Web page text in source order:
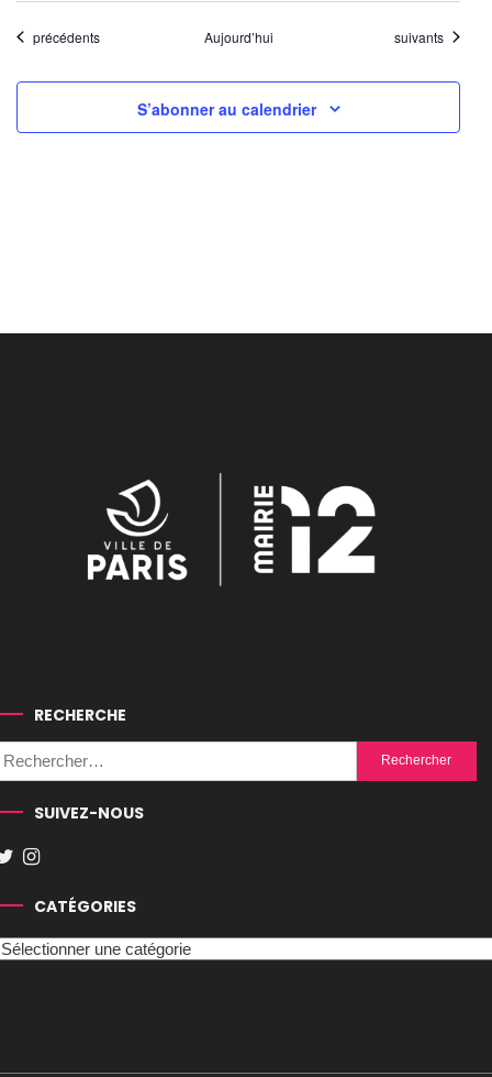
Évènements
précédents Aujourd’hui Évènements
suivants
S’abonner au calendrier
RECHERCHE
Rechercher :
SUIVEZ-NOUS
CATÉGORIES